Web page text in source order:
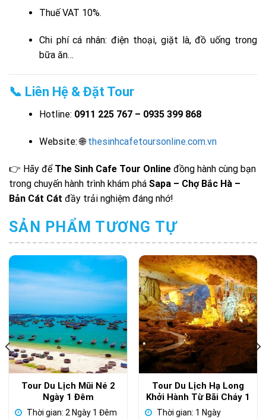
Thuế VAT 10%.
Chi phí cá nhân: điện thoại, giặt là, đồ uống trong
bữa ăn…
📞 Liên Hệ & Đặt Tour
Hotline: 0911 225 767 – 0935 399 868
Website: 🌐thesinhcafetoursonline.com.vn
👉 Hãy để The Sinh Cafe Tour Online đồng hành cùng bạn
trong chuyến hành trình khám phá Sapa – Chợ Bắc Hà –
Bản Cát Cát đầy trải nghiệm đáng nhớ!
SẢN PHẨM TƯƠNG TỰ
Tour Du Lịch Mũi Né 2
Ngày 1 Đêm
Thời gian: 2 Ngày 1 Đêm
Tour Du Lịch Hạ Long
Khởi Hành Từ Bãi Cháy 1
Ngày
Thời gian: 1 Ngày